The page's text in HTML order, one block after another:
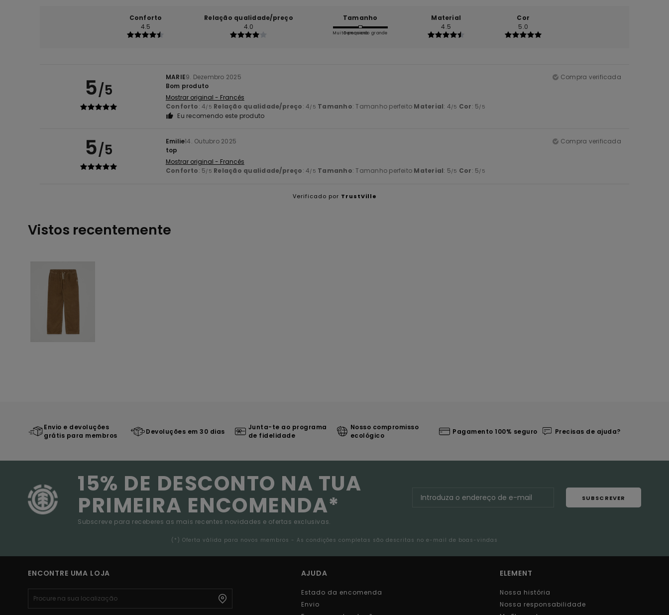
Conforto
4.5
Relação qualidade/preço
4.0
Tamanho
Muito pequeno
Demasiado grande
Material
4.5
Cor
5.0
5/5
MARIE9. Dezembro 2025
Compra verificada
Bom produto
Mostrar original - Francês
Conforto: 4/5 Relação qualidade/preço: 4/5 Tamanho: Tamanho perfeito Material: 4/5 Cor: 5/5
Eu recomendo este produto
5/5 Emilie14. Outubro 2025
Compra verificada
top
Mostrar original - Francês
Conforto: 5/5 Relação qualidade/preço: 4/5 Tamanho: Tamanho perfeito Material: 5/5 Cor: 5/5
Verificado por TrustVille
Vistos recentemente
Envio e devoluções
grátis para membros
Devoluções em 30 dias
Junta-te ao programa
de fidelidade
Nosso compromisso
ecológico
Pagamento 100% seguro Precisas de ajuda?
15% DE DESCONTO NA TUA
PRIMEIRA ENCOMENDA*
Subscreve para receberes as mais recentes novidades e ofertas exclusivas.
SUBSCREVER
(*) Oferta válida para novos membros - As condições completas são descritas no e-mail de boas-vindas
ENCONTRE UMA LOJA AJUDA
Estado da encomenda
Envio
ELEMENT
Nossa história
Nossa responsabilidade